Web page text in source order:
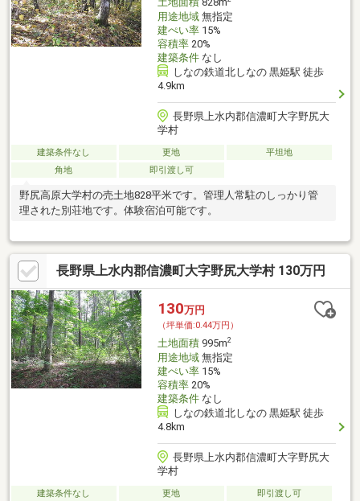
土地面積828m
用途地域無指定
建ぺい率15%
容積率20%
建築条件なし
しなの鉄道北しなの 黒姫駅 徒歩
4.9km
長野県上水内郡信濃町大字野尻大
学村
建築条件なし 更地
平坦地
角地
即引渡し可
野尻高原大学村の売土地828平米です。管理人常駐のしっかり管
理された別荘地です。体験宿泊可能です。
長野県上水内郡信濃町大字野尻大学村 130万円
130万円
（坪単価:0.44万円）
土地面積995m2
用途地域無指定
建ぺい率15%
容積率20%
建築条件なし
しなの鉄道北しなの 黒姫駅 徒歩
4.8km
長野県上水内郡信濃町大字野尻大
学村
建築条件なし 更地 即引渡し可